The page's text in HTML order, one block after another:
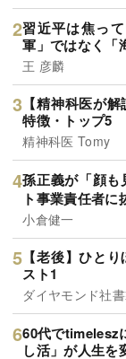
習近平は焦っ
軍」ではなく「
王 彦麟
【精神科医が
特徴・トップ5
精神科医 Tomy
孫正義が「顔も
ト事業責任者に
小倉健一
【老後】ひと
スト1
ダイヤモンド社
60代でtimelesz
し活」が人生を